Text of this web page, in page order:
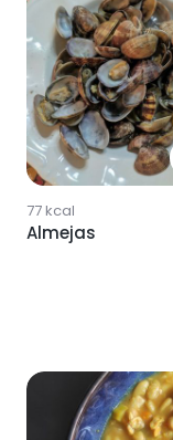
77kcal
Almejas